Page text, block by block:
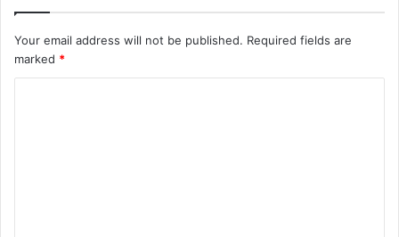
Your email address will not be published. Required fields are
marked *